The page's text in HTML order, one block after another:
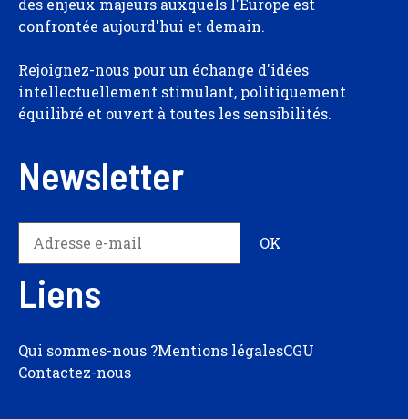
des enjeux majeurs auxquels l'Europe est
confrontée aujourd'hui et demain.
Rejoignez-nous pour un échange d'idées
intellectuellement stimulant, politiquement
équilibré et ouvert à toutes les sensibilités.
Newsletter
Liens
Qui sommes-nous ?Mentions légalesCGU
Contactez-nous